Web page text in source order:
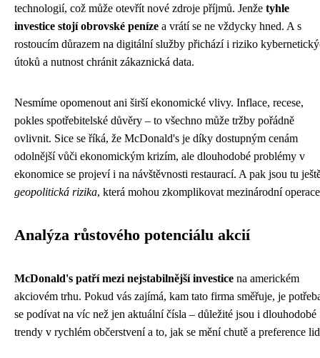
technologií, což může otevřít nové zdroje příjmů. Jenže tyhle
investice stojí obrovské peníze a vrátí se ne vždycky hned. A s
rostoucím důrazem na digitální služby přichází i riziko
útoků a nutnost chránit zákaznická data.
Nesmíme opomenout ani širší ekonomické vlivy. Inflace, recese,
pokles spotřebitelské důvěry – to všechno může tržby pořádně
ovlivnit. Sice se říká, že McDonald's je díky dostupným cenám
odolnější vůči ekonomickým krizím, ale dlouhodobé problémy v
ekonomice se projeví i na návštěvnosti restaurací. A pak jsou tu
geopolitická rizika, která mohou zkomplikovat mezinárodní
Analýza růstového potenciálu akcií
McDonald's patří mezi nejstabilnější investice na americkém
akciovém trhu. Pokud vás zajímá, kam tato firma směřuje, je
se podívat na víc než jen aktuální čísla – důležité jsou i dlouhodobé
trendy v rychlém občerstvení a to, jak se mění chutě a preference